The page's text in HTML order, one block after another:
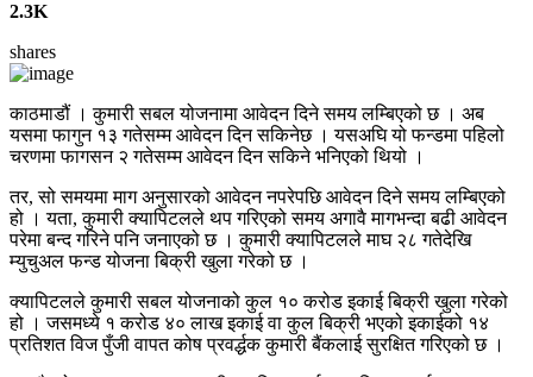
2.3K
shares
काठमाडौं । कुमारी सबल योजनामा आवेदन दिने समय लम्बिएको छ । अब
यसमा फागुन १३ गतेसम्म आवेदन दिन सकिनेछ । यसअघि यो फन्डमा पहिलो
चरणमा फागसन २ गतेसम्म आवेदन दिन सकिने भनिएको थियो ।
तर, सो समयमा माग अनुसारको आवेदन नपरेपछि आवेदन दिने समय लम्बिएको
हो । यता, कुमारी क्यापिटलले थप गरिएको समय अगावै मागभन्दा बढी आवेदन
परेमा बन्द गरिने पनि जनाएको छ । कुमारी क्यापिटलले माघ २८ गतेदेखि
म्युचुअल फन्ड योजना बिक्री खुला गरेको छ ।
क्यापिटलले कुमारी सबल योजनाको कुल १० करोड इकाई बिक्री खुला गरेको
हो । जसमध्ये १ करोड ४० लाख इकाई वा कुल बिक्री भएको इकाईको १४
प्रतिशत विज पुँजी वापत कोष प्रवर्द्धक कुमारी बैंकलाई सुरक्षित गरिएको छ ।